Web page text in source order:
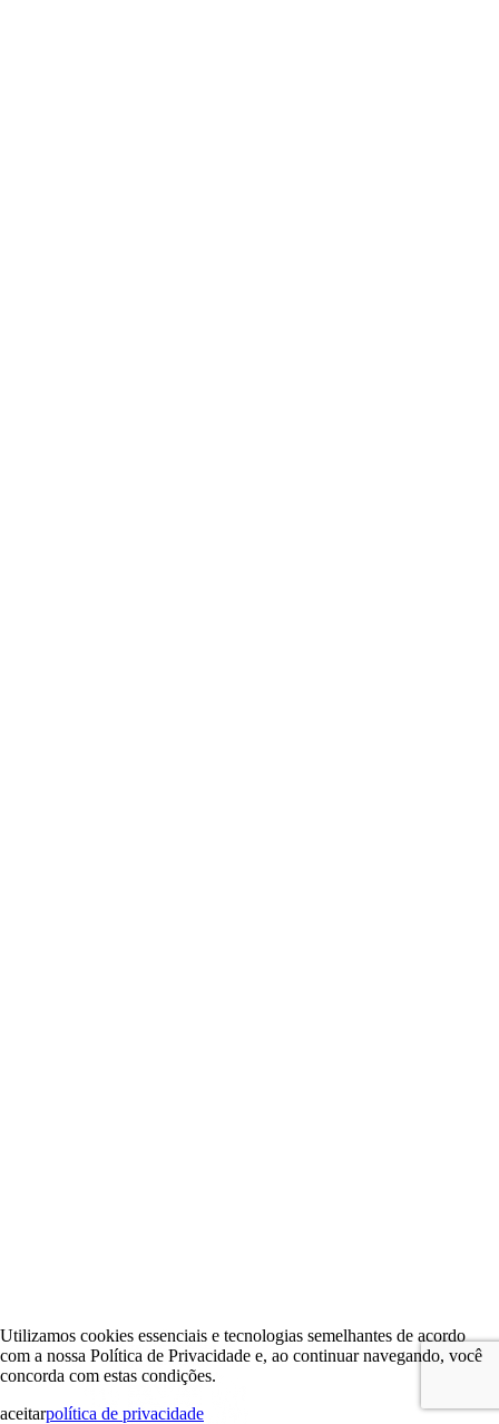
Utilizamos cookies essenciais e tecnologias semelhantes de acordo
com a nossa Política de Privacidade e, ao continuar navegando, você
concorda com estas condições.
aceitarpolítica de privacidade